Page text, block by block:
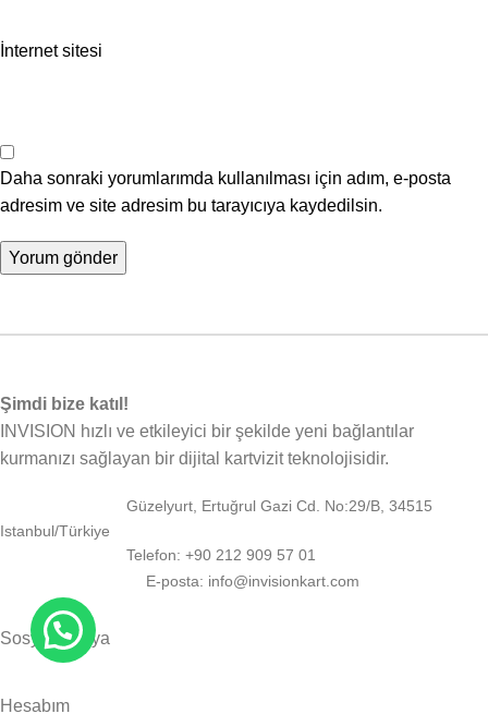
İnternet sitesi
Daha sonraki yorumlarımda kullanılması için adım, e-posta
adresim ve site adresim bu tarayıcıya kaydedilsin.
Şimdi bize katıl!
INVISION hızlı ve etkileyici bir şekilde yeni bağlantılar
kurmanızı sağlayan bir dijital kartvizit teknolojisidir.
Güzelyurt, Ertuğrul Gazi Cd. No:29/B, 34515
Istanbul/Türkiye
Telefon: +90 212 909 57 01
E-posta: info@invisionkart.com
Sosyal Medya
Hesabım